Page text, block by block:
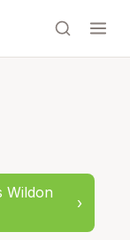
Wildon
›